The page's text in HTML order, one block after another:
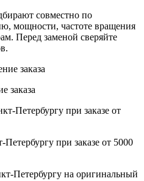
совместно по
мощности, частоте вращения
Перед заменой сверяйте
заказа
при заказе от 5000